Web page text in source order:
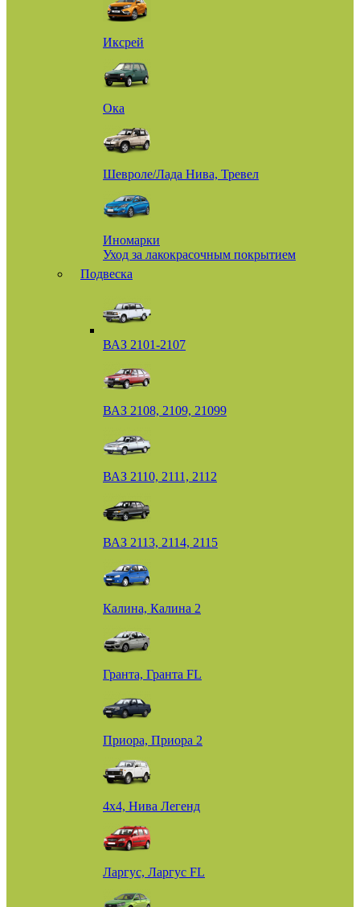
Иксрей
Ока
Шевроле/Лада Нива, Тревел
Иномарки
Уход за лакокрасочным покрытием
Подвеска
ВАЗ 2101-2107
ВАЗ 2108, 2109, 21099
ВАЗ 2110, 2111, 2112
ВАЗ 2113, 2114, 2115
Калина, Калина 2
Гранта, Гранта FL
Приора, Приора 2
4х4, Нива Легенд
Ларгус, Ларгус FL